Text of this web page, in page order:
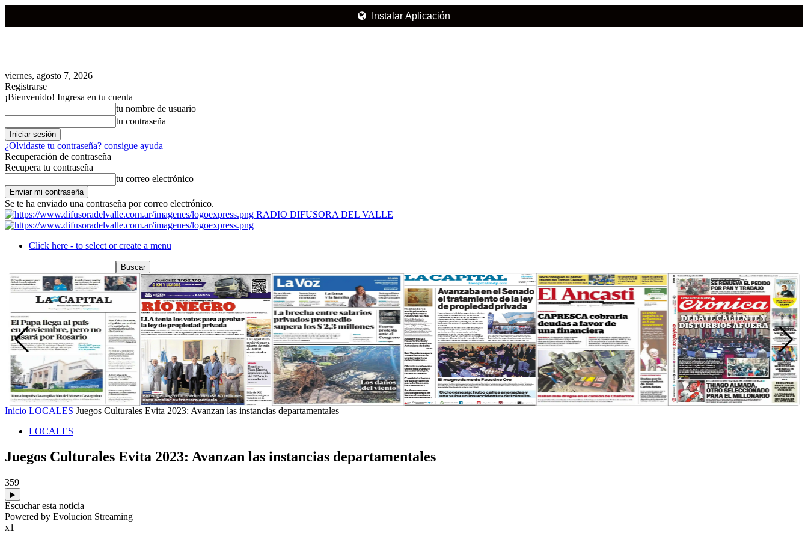
Instalar Aplicación
viernes, agosto 7, 2026
Registrarse
¡Bienvenido! Ingresa en tu cuenta
tu nombre de usuario
tu contraseña
¿Olvidaste tu contraseña? consigue ayuda
Recuperación de contraseña
Recupera tu contraseña
tu correo electrónico
Se te ha enviado una contraseña por correo electrónico.
RADIO DIFUSORA DEL VALLE
Click here - to select or create a menu
Inicio LOCALES Juegos Culturales Evita 2023: Avanzan las instancias departamentales
LOCALES
Juegos Culturales Evita 2023: Avanzan las instancias departamentales
359
▶
Escuchar esta noticia
Powered by Evolucion Streaming
x1